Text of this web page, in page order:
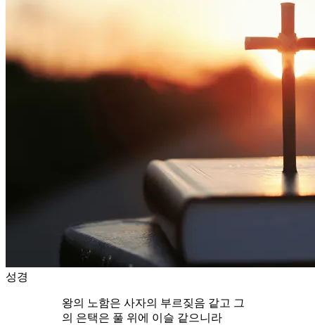
성경
왕의 노함은 사자의 부르짖음 같고 그
의 은택은 풀 위에 이슬 같으니라